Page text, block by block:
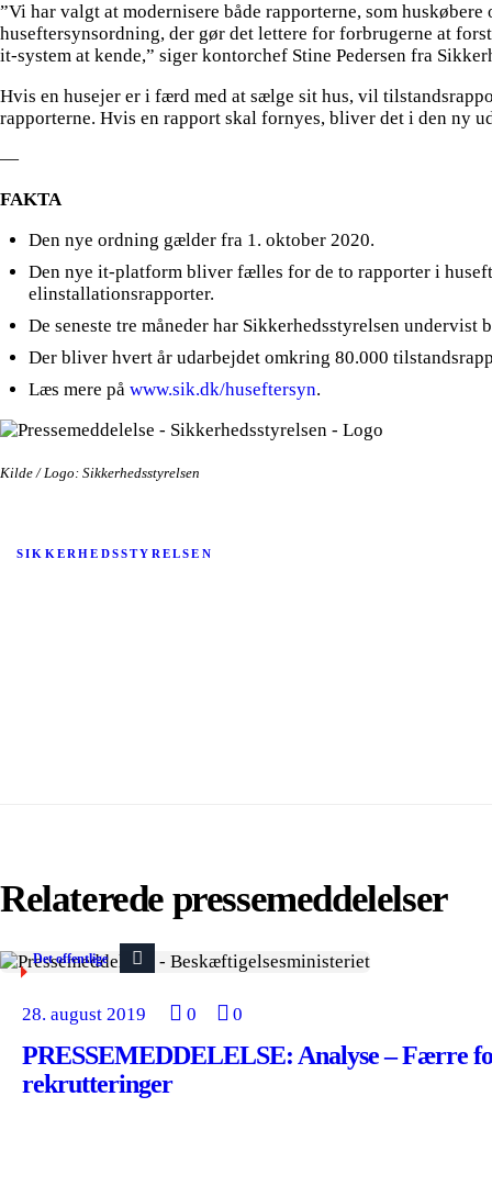
”Vi har valgt at modernisere både rapporterne, som
huseftersynsordning, der gør det lettere for forbrugerne at
it-system at kende,” siger kontorchef Stine Pedersen fra
Hvis en husejer er i færd med at sælge sit hus, vil
rapporterne. Hvis en rapport skal fornyes, bliver det i den ny
—
FAKTA
Den nye ordning gælder fra 1. oktober 2020.
Den nye it-platform bliver fælles for de to rapporter i
elinstallationsrapporter.
De seneste tre måneder har Sikkerhedsstyrelsen undervist
Der bliver hvert år udarbejdet omkring 80.000
Læs mere på www.sik.dk/huseftersyn.
Kilde / Logo: Sikkerhedsstyrelsen
SIKKERHEDSSTYRELSEN
Relaterede pressemeddelelser
Det offentlige
28. august 2019 0 0
PRESSEMEDDELELSE: Analyse – Færre
rekrutteringer